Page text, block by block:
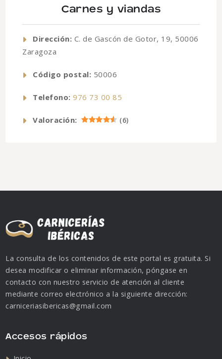
Carnes y viandas
Dirección: C. de Gascón de Gotor, 19, 50006
Zaragoza
Código postal: 50006
Telefono: 976 73 00 85
Valoración: (6)
La consulta de los contenidos de este portal es gratuita. Si
desea modificar o eliminar información, póngase en
contacto con nuestro servicio de atención al cliente
mediante correo electrónico a la siguiente dirección:
carniceriasibericas@gmail.com
Accesos rápidos